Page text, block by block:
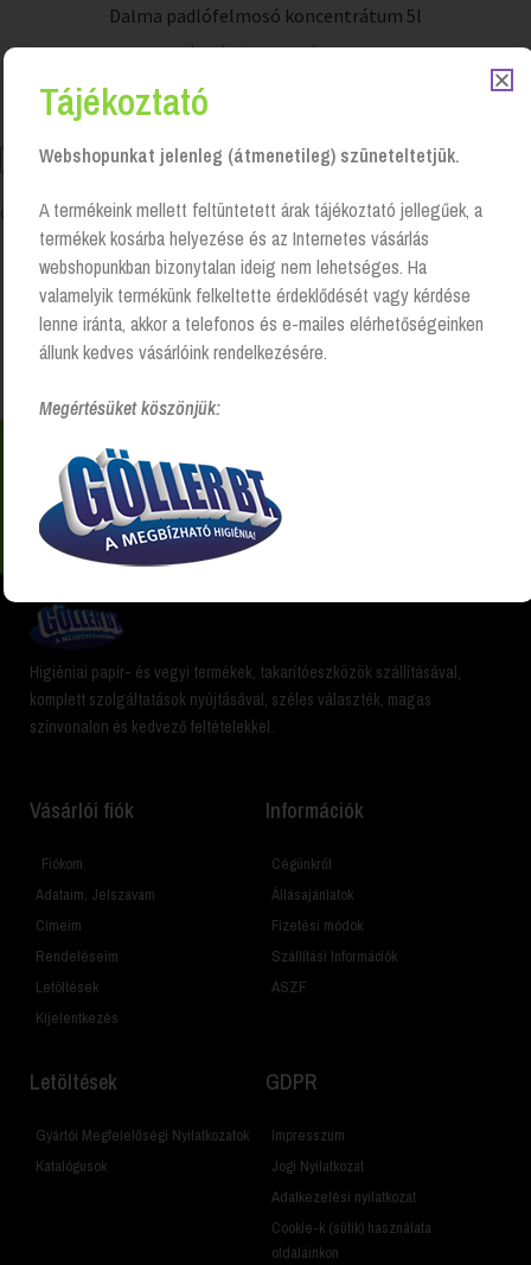
Dalma padlófelmosó koncentrátum 5l
Login to see prices
Összesen 1 találat
Kezdőlap
“Dalma padlófelmosó 5l” címkével rendelkező
termékek
Nem találsz valamit? Hívj és segítünk Hétfőtől -
péntekig 8:00 -17:00 +36 20 223 8470
Higiéniai papír- és vegyi termékek, takarítóeszközök szállításával,
komplett szolgáltatások nyújtásával, széles választék, magas
színvonalon és kedvező feltételekkel.
Vásárlói fiók
Fiókom
Adataim, Jelszavam
Címeim
Rendeléseim
Letöltések
Kijelentkezés
Információk
Cégünkről
Állásajánlatok
Fizetési módok
Szállítási Információk
ÁSZF
Letöltések
Gyártói Megfelelőségi Nyilatkozatok
Katalógusok
GDPR
Impresszum
Jogi Nyilatkozat
Adatkezelési nyilatkozat
Cookie-k (sütik) használata
oldalainkon
Tájékoztató
Webshopunkat jelenleg (átmenetileg) szüneteltetjük.
A termékeink mellett feltüntetett árak tájékoztató jellegűek, a
termékek kosárba helyezése és az Internetes vásárlás
webshopunkban bizonytalan ideig nem lehetséges. Ha
valamelyik termékünk felkeltette érdeklődését vagy kérdése
lenne iránta, akkor a telefonos és e-mailes elérhetőségeinken
állunk kedves vásárlóink rendelkezésére.
Megértésüket köszönjük: